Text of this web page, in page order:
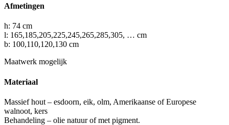
Afmetingen
h: 74 cm
l: 165,185,205,225,245,265,285,305, … cm
b: 100,110,120,130 cm
Maatwerk mogelijk
Materiaal
Massief hout – esdoorn, eik, olm, Amerikaanse of Europese
walnoot, kers
Behandeling – olie natuur of met pigment.